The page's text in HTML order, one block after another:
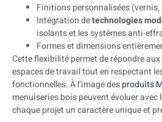
Finitions personnalisées
Intégration detechnologies
isolants et les systèmes anti-
Formes et dimensions
Cette flexibilité permet de répondre
espaces de travail tout en respectant
fonctionnelles. À l’image desproduits
menuiseries bois peuvent évoluer
chaque projet un caractère unique et